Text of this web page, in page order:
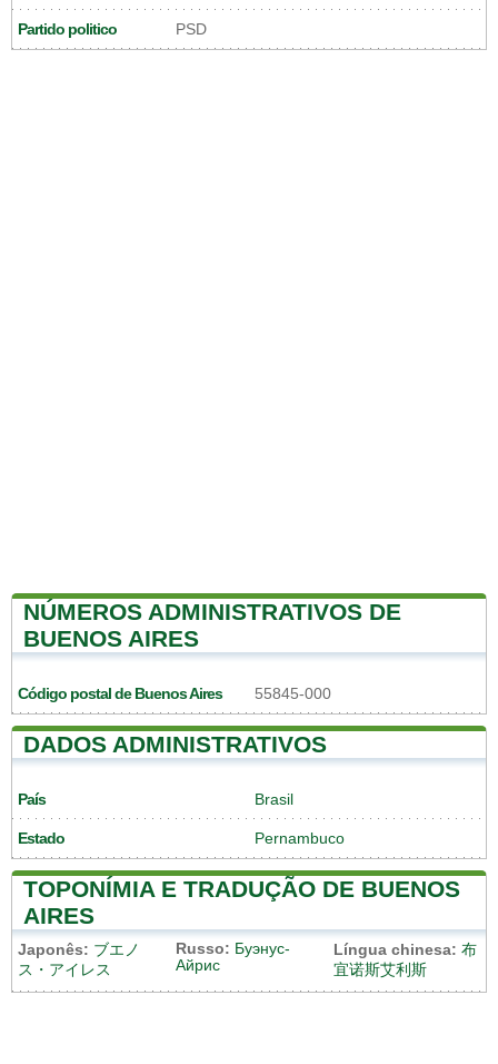
Partido politico PSD
NÚMEROS ADMINISTRATIVOS DE
BUENOS AIRES
Código postal de Buenos Aires 55845-000
DADOS ADMINISTRATIVOS
País Brasil
Estado Pernambuco
TOPONÍMIA E TRADUÇÃO DE BUENOS
AIRES
Japonês: ブエノ
ス・アイレス
Russo: Буэнус-
Айрис
Língua chinesa: 布
宜诺斯艾利斯